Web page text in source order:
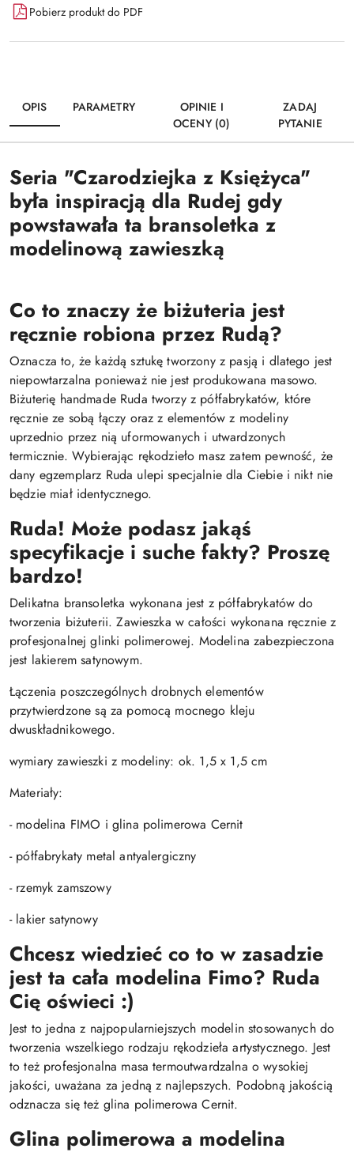
Pobierz produkt do PDF
OPIS PARAMETRY
OPINIE I
OCENY (0)
ZADAJ
PYTANIE
Seria "Czarodziejka z Księżyca"
była inspiracją dla Rudej gdy
powstawała ta bransoletka z
modelinową zawieszką
Co to znaczy że biżuteria jest
ręcznie robiona przez Rudą?
Oznacza to, że każdą sztukę tworzony z pasją i dlatego jest
niepowtarzalna ponieważ nie jest produkowana masowo.
Biżuterię handmade Ruda tworzy z półfabrykatów, które
ręcznie ze sobą łączy oraz z elementów z modeliny
uprzednio przez nią uformowanych i utwardzonych
termicznie. Wybierając rękodzieło masz zatem pewność, że
dany egzemplarz Ruda ulepi specjalnie dla Ciebie i nikt nie
będzie miał identycznego.
Ruda! Może podasz jakąś
specyfikacje i suche fakty? Proszę
bardzo!
Delikatna bransoletka wykonana jest z półfabrykatów do
tworzenia biżuterii. Zawieszka w całości wykonana ręcznie z
profesjonalnej glinki polimerowej. Modelina zabezpieczona
jest lakierem satynowym.
Łączenia poszczególnych drobnych elementów
przytwierdzone są za pomocą mocnego kleju
dwuskładnikowego.
wymiary zawieszki z modeliny: ok. 1,5 x 1,5 cm
Materiały:
- modelina FIMO i glina polimerowa Cernit
- półfabrykaty metal antyalergiczny
- rzemyk zamszowy
- lakier satynowy
Chcesz wiedzieć co to w zasadzie
jest ta cała modelina Fimo? Ruda
Cię oświeci :)
Jest to jedna z najpopularniejszych modelin stosowanych do
tworzenia wszelkiego rodzaju rękodzieła artystycznego. Jest
to też profesjonalna masa termoutwardzalna o wysokiej
jakości, uważana za jedną z najlepszych. Podobną jakością
odznacza się też glina polimerowa Cernit.
Glina polimerowa a modelina